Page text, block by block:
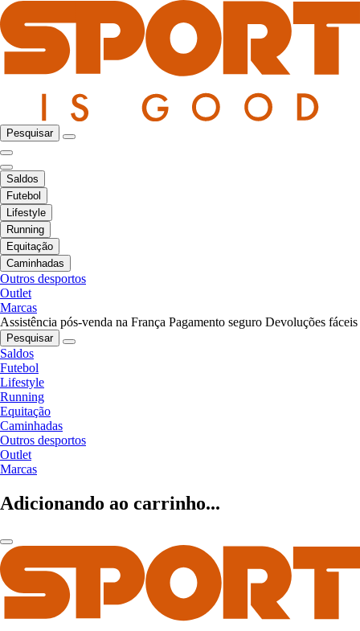
Pesquisar
Saldos
Futebol
Lifestyle
Running
Equitação
Caminhadas
Outros desportos
Outlet
Marcas
Assistência pós-venda na França Pagamento seguro Devoluções fáceis
Pesquisar
Saldos
Futebol
Lifestyle
Running
Equitação
Caminhadas
Outros desportos
Outlet
Marcas
Adicionando ao carrinho...